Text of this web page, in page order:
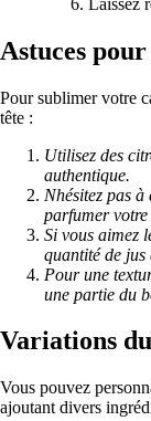
Astuces
Pour sublimer votre
tête :
Utilisez des
authentique.
Nhésitez pas
parfumer votre
Si vous aimez
quantité de jus
Pour une
une partie du
Variations
Vous pouvez
ajoutant divers